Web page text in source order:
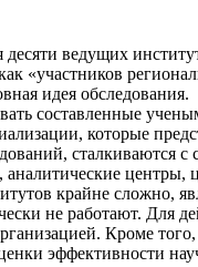
десяти ведущих
«участников
идея обследования.
составленные
которые
сталкиваются
аналитические
крайне сложно,
не работают. Для
Кроме
эффективности